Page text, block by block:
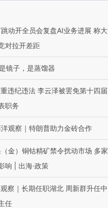
动开全员会复盘AI业务进展 称大
对拉开差距
镜子，是蒸馏器
违纪违法 李云泽被罢免第十四届
职务
观察｜特朗普助力金砖合作
金）铜钴精矿禁令扰动市场 多家
响 | 出海·政策
观察｜长期任职湖北 周新群升任中
任